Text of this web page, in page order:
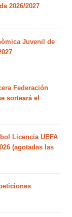
2026/2027
Juvenil de
Federación
sorteará el
Licencia UEFA
(agotadas las